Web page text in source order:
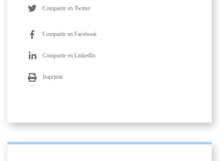
Compartir en Twitter
Compartir en Facebook
Compartir en LinkedIn
Imprimir